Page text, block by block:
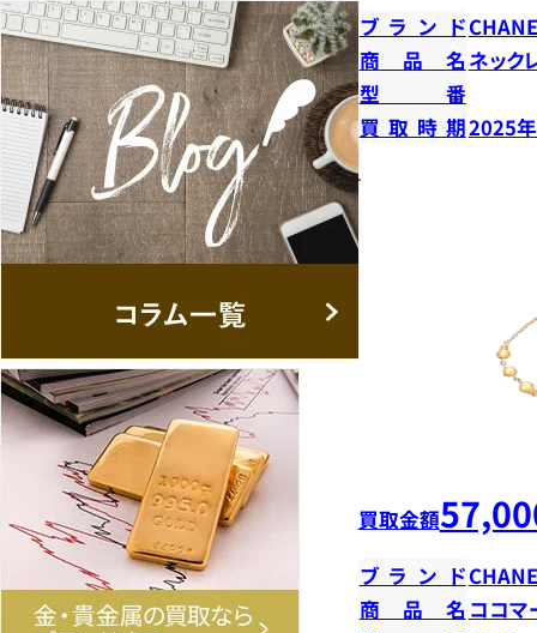
ブランド
商品名 ネック
型番
買取時期2025
買取金額
ブランド
商品名 ココ